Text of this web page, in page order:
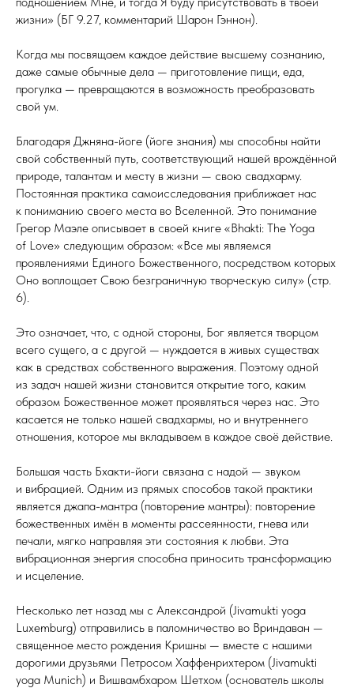
жизни» (БГ 9.27, комментарий Шарон Гэннон).
Когда мы посвящаем каждое действие высшему сознанию,
даже самые обычные дела — приготовление пищи, еда,
прогулка — превращаются в возможность преобразовать
свой ум.
Благодаря Джняна-йоге (йоге знания) мы способны найти
свой собственный путь, соответствующий нашей врождённой
природе, талантам и месту в жизни — свою свадхарму.
Постоянная практика самоисследования приближает нас
к пониманию своего места во Вселенной. Это понимание
Грегор Маэле описывает в своей книге «Bhakti: The Yoga
of Love» следующим образом: «Все мы являемся
проявлениями Единого Божественного, посредством которых
Оно воплощает Свою безграничную творческую силу» (стр.
6).
Это означает, что, с одной стороны, Бог является творцом
всего сущего, а с другой — нуждается в живых существах
как в средствах собственного выражения. Поэтому одной
из задач нашей жизни становится открытие того, каким
образом Божественное может проявляться через нас. Это
касается не только нашей свадхармы, но и внутреннего
отношения, которое мы вкладываем в каждое своё действие.
Большая часть Бхакти-йоги связана с надой — звуком
и вибрацией. Одним из прямых способов такой практики
является джапа-мантра (повторение мантры): повторение
божественных имён в моменты рассеянности, гнева или
печали, мягко направляя эти состояния к любви. Эта
вибрационная энергия способна приносить трансформацию
и исцеление.
Несколько лет назад мы с Александрой (Jivamukti yoga
Luxemburg) отправились в паломничество во Вриндаван —
священное место рождения Кришны — вместе с нашими
дорогими друзьями Петросом Хаффенрихтером (Jivamukti
yoga Munich) и Вишвамбхаром Шетхом (основатель школы